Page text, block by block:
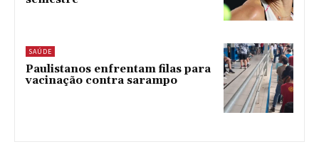
SAÚDE
Paulistanos enfrentam filas para
vacinação contra sarampo